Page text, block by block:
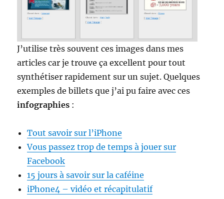
J’utilise très souvent ces images dans mes
articles car je trouve ça excellent pour tout
synthétiser rapidement sur un sujet. Quelques
exemples de billets que j’ai pu faire avec ces
infographies :
Tout savoir sur l’iPhone
Vous passez trop de temps à jouer sur
Facebook
15 jours à savoir sur la caféine
iPhone4 – vidéo et récapitulatif